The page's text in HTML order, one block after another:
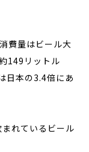
費量はビール大
149リットル
日本の3.4倍にあ
れているビール